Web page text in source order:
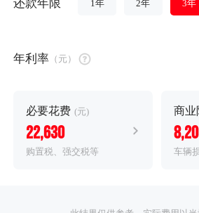
还款年限 1年 2年 3年
年利率 （元）
必要花费 (元)
22,630
购置税、强交税等
商业
车辆